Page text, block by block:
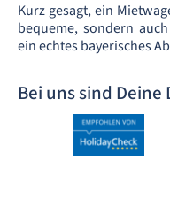
Kurz gesagt, ein
bequeme, sondern
ein echtes bayerisches
Bei uns sind